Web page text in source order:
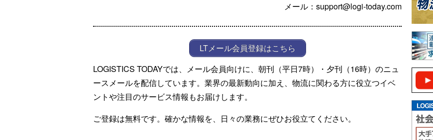
メール：support@logi-today.com
LTメール会員登録はこちら
LOGISTICS TODAYでは、メール会員向けに、朝刊（平日7時）・夕刊（16時）のニュ
ースメールを配信しています。業界の最新動向に加え、物流に関わる方に役立つイベ
ントや注目のサービス情報もお届けします。
ご登録は無料です。確かな情報を、日々の業務にぜひお役立てください。